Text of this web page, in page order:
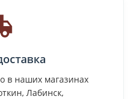
в наших магазинах
Лабинск,